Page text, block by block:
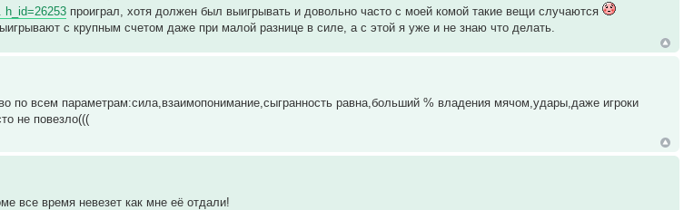
h_id=26253 проиграл, хотя должен был выигрывать и довольно часто с моей комой такие вещи случаются
с крупным счетом даже при малой разнице в силе, а с этой я уже и не знаю что делать.
по всем параметрам:сила,взаимопонимание,сыгранность равна,больший % владения мячом,удары,даже игроки
не повезло(((
все время невезет как мне её отдали!